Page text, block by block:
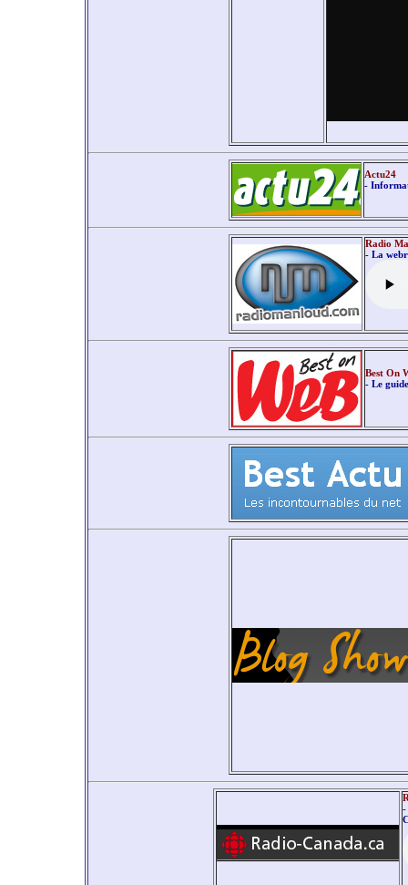
Actu24
-
Radio
- La
Best On
- Le
-